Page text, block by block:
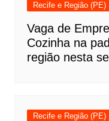
Recife e Região (PE)
Vaga de
Cozinha na
região nesta
Recife e Região (PE)